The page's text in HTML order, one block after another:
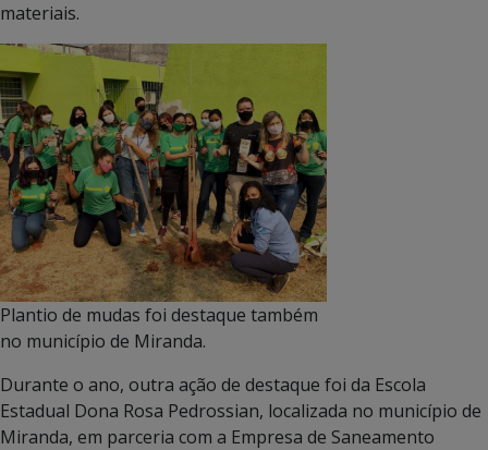
materiais.
Plantio de mudas foi destaque também
no município de Miranda.
Durante o ano, outra ação de destaque foi da Escola
Estadual Dona Rosa Pedrossian, localizada no município de
Miranda, em parceria com a Empresa de Saneamento